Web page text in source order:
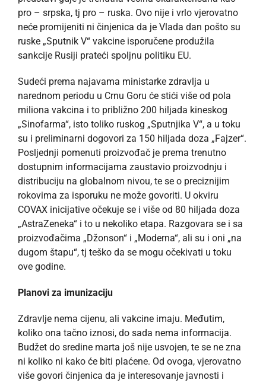
pro – srpska, tj pro – ruska. Ovo nije i vrlo vjerovatno
neće promijeniti ni činjenica da je Vlada dan pošto su
ruske „Sputnik V“ vakcine isporučene produžila
sankcije Rusiji prateći spoljnu politiku EU.
Sudeći prema najavama ministarke zdravlja u
narednom periodu u Crnu Goru će stići više od pola
miliona vakcina i to približno 200 hiljada kineskog
„Sinofarma“, isto toliko ruskog „Sputnjika V“, a u toku
su i preliminarni dogovori za 150 hiljada doza „Fajzer“.
Posljednji pomenuti proizvođač je prema trenutno
dostupnim informacijama zaustavio proizvodnju i
distribuciju na globalnom nivou, te se o preciznijim
rokovima za isporuku ne može govoriti. U okviru
COVAX inicijative očekuje se i više od 80 hiljada doza
„AstraZeneka“ i to u nekoliko etapa. Razgovara se i sa
proizvođačima „Džonson“ i „Moderna“, ali su i oni „na
dugom štapu“, tj teško da se mogu očekivati u toku
ove godine.
Planovi za imunizaciju
Zdravlje nema cijenu, ali vakcine imaju. Međutim,
koliko ona tačno iznosi, do sada nema informacija.
Budžet do sredine marta još nije usvojen, te se ne zna
ni koliko ni kako će biti plaćene. Od ovoga, vjerovatno
više govori činjenica da je interesovanje javnosti i